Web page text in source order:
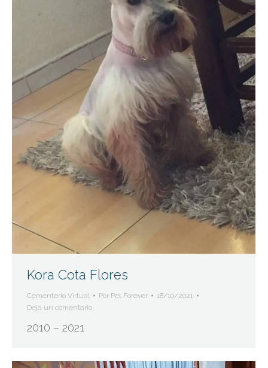
Kora Cota Flores
Cementerio Virtual Por Pet Forever
18/10/2021
Deja un comentario
2010 – 2021